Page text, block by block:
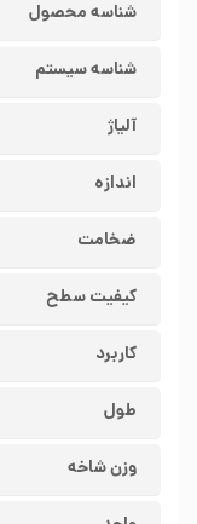
شناسه محصول
شناسه سیستم
آلیاژ
اندازه
ضخامت
کیفیت سطح
کاربرد
طول
وزن شاخه